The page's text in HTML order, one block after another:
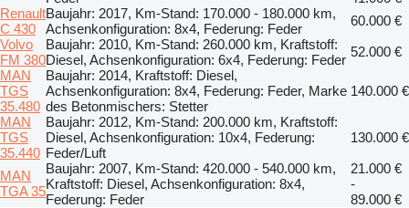
Renault
C 430
Baujahr: 2017, Km-Stand: 170.000 - 180.000 km,
Achsenkonfiguration: 8x4, Federung: Feder
60.000 €
Volvo
FM 380
Baujahr: 2010, Km-Stand: 260.000 km, Kraftstoff:
Diesel, Achsenkonfiguration: 6x4, Federung: Feder
52.000 €
MAN
TGS
35.480
Baujahr: 2014, Kraftstoff: Diesel,
Achsenkonfiguration: 8x4, Federung: Feder, Marke
des Betonmischers: Stetter
140.000 €
MAN
TGS
35.440
Baujahr: 2012, Km-Stand: 200.000 km, Kraftstoff:
Diesel, Achsenkonfiguration: 10x4, Federung:
Feder/Luft
130.000 €
MAN
TGA 35
Baujahr: 2007, Km-Stand: 420.000 - 540.000 km,
Kraftstoff: Diesel, Achsenkonfiguration: 8x4,
Federung: Feder
21.000 €
-
89.000 €